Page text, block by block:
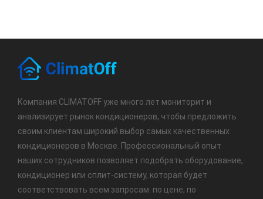
Компания CLIMATOFF уже много лет мониторит и
анализирует рынок кондиционеров, чтобы предложить
своим клиентам широкий выбор самых качественных
кондиционеров в Москве. Профессиональный опыт
наших сотрудников позволяет подобрать оборудование,
кондиционер или сплит-систему, которая будет
соответствовать всем запросам: по цене, по